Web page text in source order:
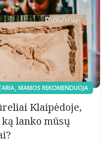
, MAMOS REKOMENDUOJA
Klaipėdoje,
lanko mūsų